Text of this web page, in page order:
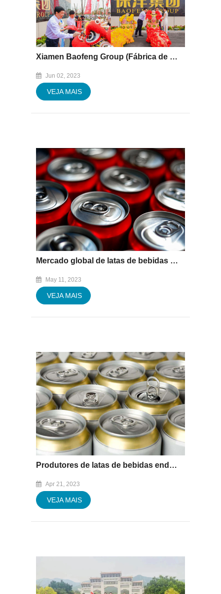
Xiamen Baofeng Group (Fábrica de Hubei) realizou a cerimônia de inauguração e doação
Jun 02, 2023
VEJA MAIS
Mercado global de latas de bebidas deve valer US$ 119 bilhões até 2033
May 11, 2023
VEJA MAIS
Produtores de latas de bebidas endossam estratégia líquida zero
Apr 21, 2023
VEJA MAIS